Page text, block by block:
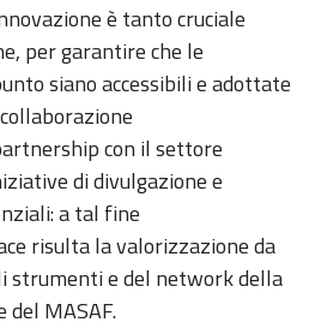
è tanto cruciale
per garantire che le
siano accessibili e adottate
con il settore
di divulgazione e
a tal fine
risulta la valorizzazione da
strumenti e del network della
del MASAF.